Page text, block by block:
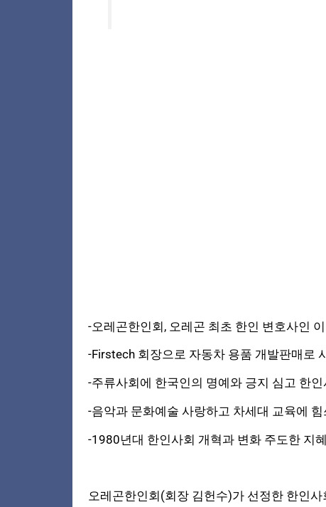
-오레곤한인회, 오레곤 최초 한인 변호사인
-Firstech 회장으로 자동차 용품 개발판매로
-주류사회에 한국인의 명예와 긍지 심고 한
-음악과 문화예술 사랑하고 차세대 교육에
-1980년대 한인사회 개혁과 변화 주도한 지
오레곤한인회(회장 김헌수)가 선정한 한인